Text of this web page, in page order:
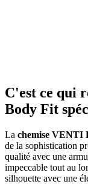
C'est ce qui
Body Fit
La chemise VENTI
de la sophistication
qualité avec une
impeccable tout au
silhouette avec une